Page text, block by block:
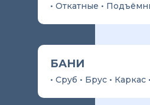
• Откатные •
БАНИ
• Сруб • Брус • Каркас •